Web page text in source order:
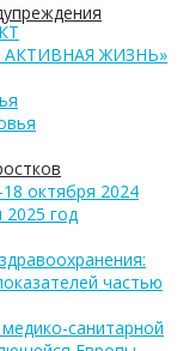
ЖИЗНЬ»
октября 2024
год
частью
санитарной